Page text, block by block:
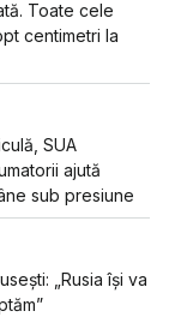
Toate cele
centimetri la
SUA
ajută
sub presiune
„Rusia își va